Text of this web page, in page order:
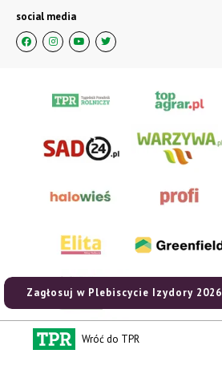
Zagłosuj w Plebiscycie Izydory 2026
social media
Wróć do TPR